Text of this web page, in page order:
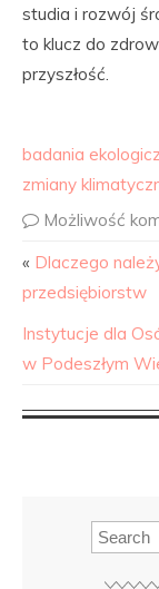
studia i rozwój
to klucz do
przyszłość.
badania
zmiany
Możliwość
« Dlaczego
przedsiębiorstw
Instytucje dla
w Podeszłym